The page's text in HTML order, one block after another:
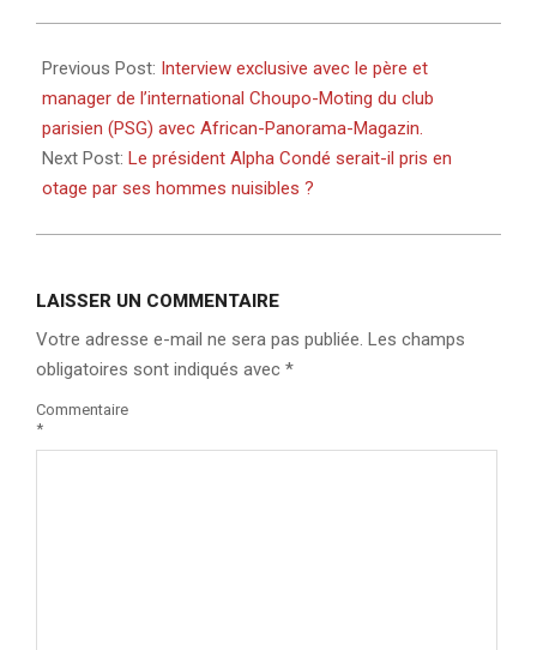
08-
25
Previous Post: Interview exclusive avec le père et
manager de l’international Choupo-Moting du club
parisien (PSG) avec African-Panorama-Magazin.
Next Post: Le président Alpha Condé serait-il pris en
otage par ses hommes nuisibles ?
LAISSER UN COMMENTAIRE
Votre adresse e-mail ne sera pas publiée. Les champs
obligatoires sont indiqués avec *
Commentaire
*